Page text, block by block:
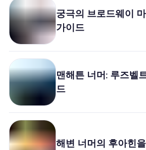
왜 Nomad eSIM?
eSIM 사용법
비즈니스를위한
궁극의 브로드웨이
가이드
맨해튼 너머: 루즈벨
드
해변 너머의 후아힌